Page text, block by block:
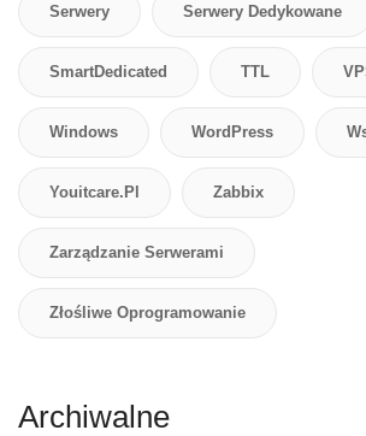
Serwery Serwery Dedykowane
SmartDedicated TTL
Windows WordPress
Youitcare.pl Zabbix
Zarządzanie Serwerami
Złośliwe Oprogramowanie
Archiwalne